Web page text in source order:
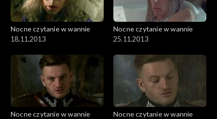
Nocne czytanie w wannie
18.11.2013
Nocne czytanie w wannie
25.11.2013
Nocne czytanie w wannie
Nocne czytanie w wannie